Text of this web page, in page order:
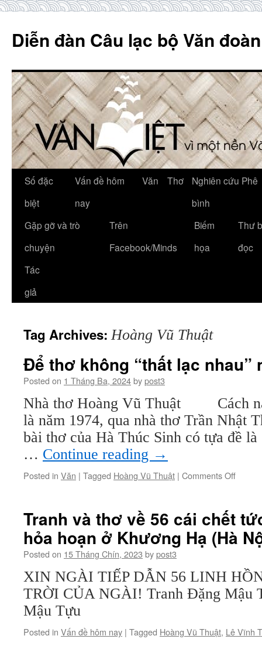
content
Diễn đàn Câu lạc bộ Văn
Số đặc
biệt
Vấn đề hôm
nay
Văn Thơ
Nghiên cứu Phê
bình
Gặp gỡ và trò
chuyện
Trên
Facebook/Minds
Biếm
họa
Thư
đọc
Tác
giả
Tag Archives:Hoàng Vũ Thuật
Để thơ không “thất lạc
Posted on 1 Tháng Ba, 2024bypost3
Nhà thơ Hoàng Vũ Thuật Cách
là năm 1974, qua nhà thơ Trần Nhật
bài thơ của Hà Thúc Sinh có tựa đề
… Continue reading →
Posted in Văn | Tagged Hoàng Vũ Thuật | Comments Offon
không
“thất
lạc
nhau”
Tranh và thơ về 56 cái chết
hỏa hoạn ở Khương Hạ (Hà
Posted on 15 Tháng Chín, 2023 bypost3
XIN NGÀI TIẾP DẪN 56 LINH
TRỜI CỦA NGÀI! Tranh Đặng Mậu
Mậu Tựu
Posted in Vấn đề hôm nay | Tagged Hoàng Vũ Thuật, Lê Vĩnh